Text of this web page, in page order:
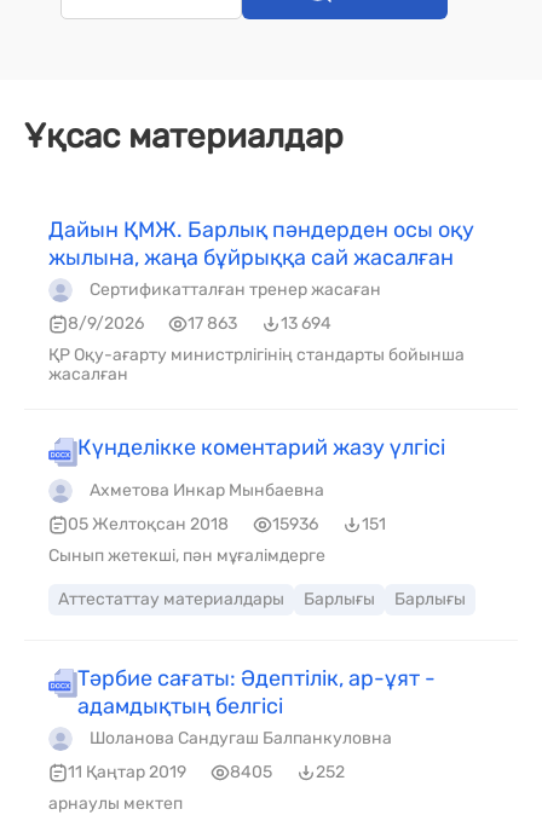
Ұқсас материалдар
Дайын ҚМЖ. Барлық пәндерден осы оқу
жылына, жаңа бұйрыққа сай жасалған
Сертификатталған тренер жасаған
8/9/2026
17 863
13 694
ҚР Оқу-ағарту министрлігінің стандарты бойынша
жасалған
Күнделікке коментарий жазу үлгісі
Ахметова Инкар Мынбаевна
05 Желтоқсан 2018
15936
151
Сынып жетекші, пән мұғалімдерге
Аттестаттау материалдары Барлығы Барлығы
Тәрбие сағаты: Әдептілік, ар-ұят -
адамдықтың белгісі
Шоланова Сандугаш Балпанкуловна
11 Қаңтар 2019
8405
252
арнаулы мектеп